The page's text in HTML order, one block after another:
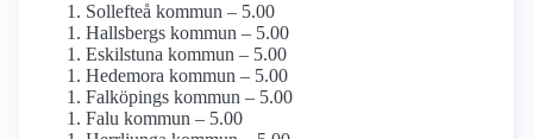
Sollefteå kommun – 5.00
Hallsbergs kommun – 5.00
Eskilstuna kommun – 5.00
Hedemora kommun – 5.00
Falköpings kommun – 5.00
Falu kommun – 5.00